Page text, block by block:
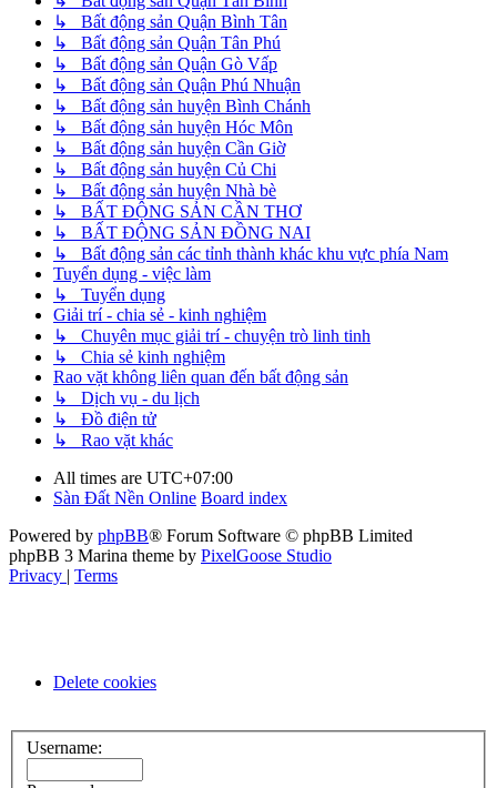
↳ Bất động sản Quận Bình Tân
↳ Bất động sản Quận Tân Phú
↳ Bất động sản Quận Gò Vấp
↳ Bất động sản Quận Phú Nhuận
↳ Bất động sản huyện Bình Chánh
↳ Bất động sản huyện Hóc Môn
↳ Bất động sản huyện Cần Giờ
↳ Bất động sản huyện Củ Chi
↳ Bất động sản huyện Nhà bè
↳ BẤT ĐỘNG SẢN CẦN THƠ
↳ BẤT ĐỘNG SẢN ĐỒNG NAI
↳ Bất động sản các tỉnh thành khác khu vực phía Nam
Tuyển dụng - việc làm
↳ Tuyển dụng
Giải trí - chia sẻ - kinh nghiệm
↳ Chuyên mục giải trí - chuyện trò linh tinh
↳ Chia sẻ kinh nghiệm
Rao vặt không liên quan đến bất động sản
↳ Dịch vụ - du lịch
↳ Đồ điện tử
↳ Rao vặt khác
All times are UTC+07:00
Sàn Đất Nền Online Board index
Powered by phpBB® Forum Software © phpBB Limited
phpBB 3 Marina theme by PixelGoose Studio
Privacy | Terms
Delete cookies
Username: